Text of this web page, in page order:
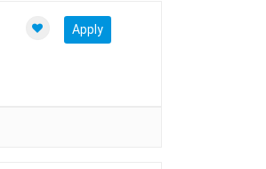
Apply